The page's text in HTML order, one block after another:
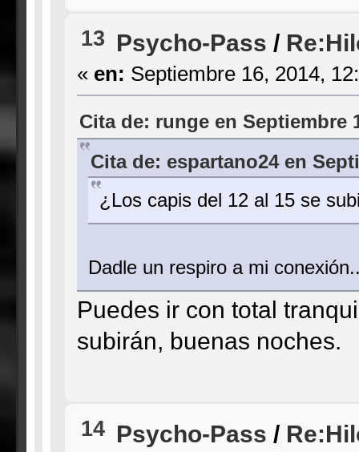
13 Psycho-Pass /
« en: Septiembre 16, 2014,
Cita de: runge en Septiembre
Cita de: espartano24 en
¿Los capis del 12 al 15 se
Dadle un respiro a mi
Puedes ir con total
subirán, buenas noches.
14 Psycho-Pass /